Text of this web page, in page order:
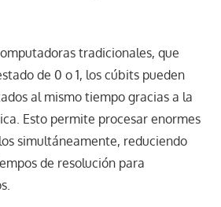
tradicionales, que
de 0 o 1, los cúbits pueden
al mismo tiempo gracias a la
Esto permite procesar enormes
simultáneamente, reduciendo
de resolución para